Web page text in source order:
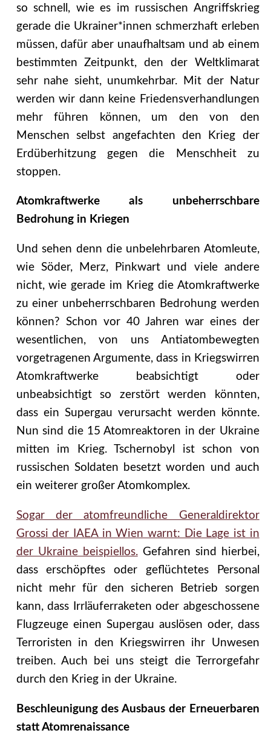
so schnell, wie es im russischen Angriffskrieg
gerade die Ukrainer*innen schmerzhaft erleben
müssen, dafür aber unaufhaltsam und ab einem
bestimmten Zeitpunkt, den der Weltklimarat
sehr nahe sieht, unumkehrbar. Mit der Natur
werden wir dann keine Friedensverhandlungen
mehr führen können, um den von den
Menschen selbst angefachten den Krieg der
Erdüberhitzung gegen die Menschheit zu
stoppen.
Atomkraftwerke als unbeherrschbare
Bedrohung in Kriegen
Und sehen denn die unbelehrbaren Atomleute,
wie Söder, Merz, Pinkwart und viele andere
nicht, wie gerade im Krieg die Atomkraftwerke
zu einer unbeherrschbaren Bedrohung werden
können? Schon vor 40 Jahren war eines der
wesentlichen, von uns Antiatombewegten
vorgetragenen Argumente, dass in Kriegswirren
Atomkraftwerke beabsichtigt oder
unbeabsichtigt so zerstört werden könnten,
dass ein Supergau verursacht werden könnte.
Nun sind die 15 Atomreaktoren in der Ukraine
mitten im Krieg. Tschernobyl ist schon von
russischen Soldaten besetzt worden und auch
ein weiterer großer Atomkomplex.
Sogar der atomfreundliche Generaldirektor
Grossi der IAEA in Wien warnt: Die Lage ist in
der Ukraine beispiellos.Gefahren sind hierbei,
dass erschöpftes oder geflüchtetes Personal
nicht mehr für den sicheren Betrieb sorgen
kann, dass Irrläuferraketen oder abgeschossene
Flugzeuge einen Supergau auslösen oder, dass
Terroristen in den Kriegswirren ihr Unwesen
treiben. Auch bei uns steigt die Terrorgefahr
durch den Krieg in der Ukraine.
Beschleunigung des Ausbaus der Erneuerbaren
statt Atomrenaissance